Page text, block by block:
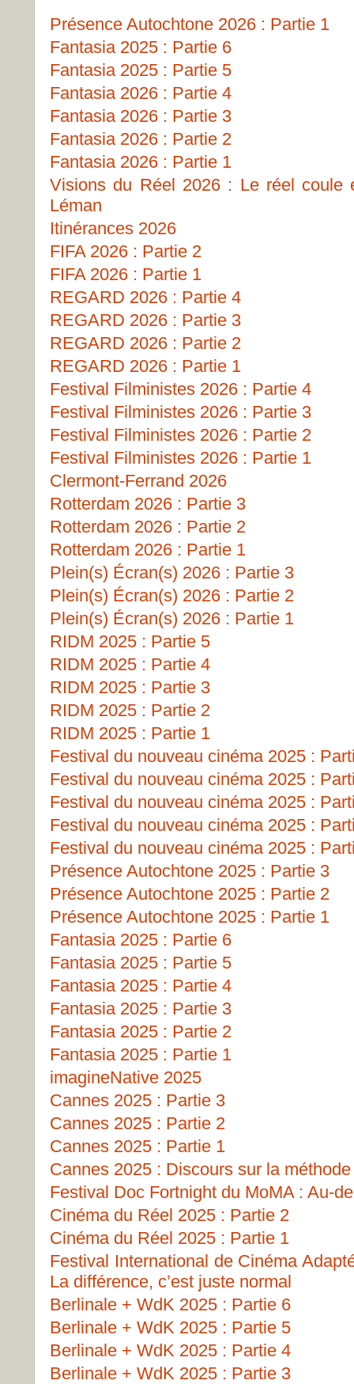
Présence Autochtone 2026 : Partie 1
Fantasia 2025 : Partie 6
Fantasia 2025 : Partie 5
Fantasia 2026 : Partie 4
Fantasia 2026 : Partie 3
Fantasia 2026 : Partie 2
Fantasia 2026 : Partie 1
Visions du Réel 2026 : Le réel coule
Léman
Itinérances 2026
FIFA 2026 : Partie 2
FIFA 2026 : Partie 1
REGARD 2026 : Partie 4
REGARD 2026 : Partie 3
REGARD 2026 : Partie 2
REGARD 2026 : Partie 1
Festival Filministes 2026 : Partie 4
Festival Filministes 2026 : Partie 3
Festival Filministes 2026 : Partie 2
Festival Filministes 2026 : Partie 1
Clermont-Ferrand 2026
Rotterdam 2026 : Partie 3
Rotterdam 2026 : Partie 2
Rotterdam 2026 : Partie 1
Plein(s) Écran(s) 2026 : Partie 3
Plein(s) Écran(s) 2026 : Partie 2
Plein(s) Écran(s) 2026 : Partie 1
RIDM 2025 : Partie 5
RIDM 2025 : Partie 4
RIDM 2025 : Partie 3
RIDM 2025 : Partie 2
RIDM 2025 : Partie 1
Festival du nouveau cinéma 2025 :
Festival du nouveau cinéma 2025 :
Festival du nouveau cinéma 2025 :
Festival du nouveau cinéma 2025 :
Festival du nouveau cinéma 2025 :
Présence Autochtone 2025 : Partie 3
Présence Autochtone 2025 : Partie 2
Présence Autochtone 2025 : Partie 1
Fantasia 2025 : Partie 6
Fantasia 2025 : Partie 5
Fantasia 2025 : Partie 4
Fantasia 2025 : Partie 3
Fantasia 2025 : Partie 2
Fantasia 2025 : Partie 1
imagineNative 2025
Cannes 2025 : Partie 3
Cannes 2025 : Partie 2
Cannes 2025 : Partie 1
Cannes 2025 : Discours sur la méthode
Festival Doc Fortnight du MoMA : Au-
Cinéma du Réel 2025 : Partie 2
Cinéma du Réel 2025 : Partie 1
Festival International de Cinéma
La différence, c’est juste normal
Berlinale + WdK 2025 : Partie 6
Berlinale + WdK 2025 : Partie 5
Berlinale + WdK 2025 : Partie 4
Berlinale + WdK 2025 : Partie 3